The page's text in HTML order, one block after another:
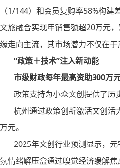
（1/144）和会员复购率58%构
文旅融合实现年销售额超20万元
缘走向主流，其市场潜力不仅在
“政策＋技术”注入新动能
市级财政每年最高资助300万
政策支持为小众文创提供了历
杭州通过政策创新激活文创活
万元。
2025年文创行业预测显示，元
氛情绪解压盒通过嗅觉经济缓解